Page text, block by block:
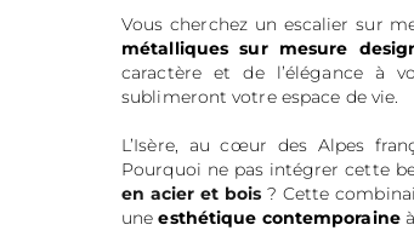
Vous cherchez un escalier sur
métalliques sur mesure
caractère et de l’élégance à
sublimeront votre espace de vie.
L’Isère, au cœur des Alpes
Pourquoi ne pas intégrer cette
en acier et bois ? Cette
uneesthétique contemporaine